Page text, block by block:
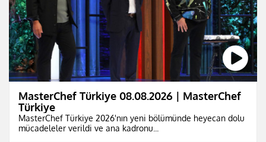
MasterChef Türkiye 08.08.2026 | MasterChef
Türkiye
MasterChef Türkiye 2026'nın yeni bölümünde heyecan dolu
mücadeleler verildi ve ana kadronu...